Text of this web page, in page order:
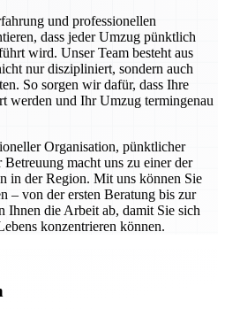
und professionellen
dass jeder Umzug pünktlich
wird. Unser Team besteht aus
nur diszipliniert, sondern auch
So sorgen wir dafür, dass Ihre
werden und Ihr Umzug termingenau
Organisation, pünktlicher
macht uns zu einer der
in der Region. Mit uns können Sie
– von der ersten Beratung bis zur
Ihnen die Arbeit ab, damit Sie sich
konzentrieren können.